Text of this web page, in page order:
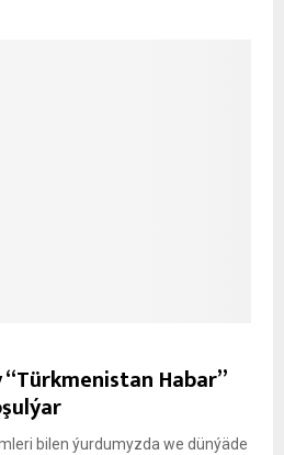
Habar”
bilen ýurdumyzda we dünýäde